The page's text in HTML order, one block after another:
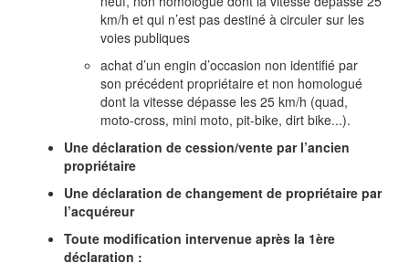
km/h et qui n’est pas destiné à circuler sur les
voies publiques
achat d’un engin d’occasion non identifié par
son précédent propriétaire et non homologué
dont la vitesse dépasse les 25 km/h (quad,
moto-cross, mini moto, pit-bike, dirt bike...).
Une déclaration de cession/vente par l’ancien
propriétaire
Une déclaration de changement de propriétaire par
l’acquéreur
Toute modification intervenue après la 1ère
déclaration :